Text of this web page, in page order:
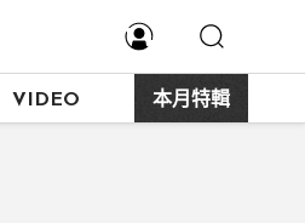
VIDEO 本月特輯